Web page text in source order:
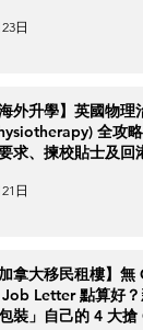
日
海外升學】英國物理
全攻
求、揀校貼士及回
日
加拿大移民租樓】
Letter 點算好
包裝」自己的 4 大